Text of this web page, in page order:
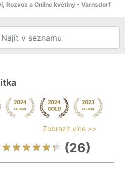
Rozvoz a Online květiny - Varnsdorf
Zobrazit více >>
(26)